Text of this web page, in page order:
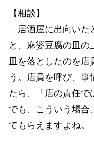
【相談】
居酒屋に出向いた
と、麻婆豆腐の皿の
皿を落としたのを
う。店員を呼び、事
たら、「店の責任で
でも、こういう場合
てもらえますよね。